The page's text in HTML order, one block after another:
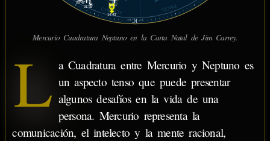
27°
IC
03'
ACUARIO PISCIS
26°42'
14°43'
14°11'
01°35'
Mercurio Cuadratura Neptuno en la Carta Natal de Jim Carrey.
L a Cuadratura entre Mercurio y Neptuno es
un aspecto tenso que puede presentar
algunos desafíos en la vida de una
persona. Mercurio representa la
comunicación, el intelecto y la mente racional,